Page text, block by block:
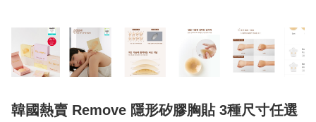
韓國熱賣 Remove 隱形矽膠胸貼 3種尺寸任選